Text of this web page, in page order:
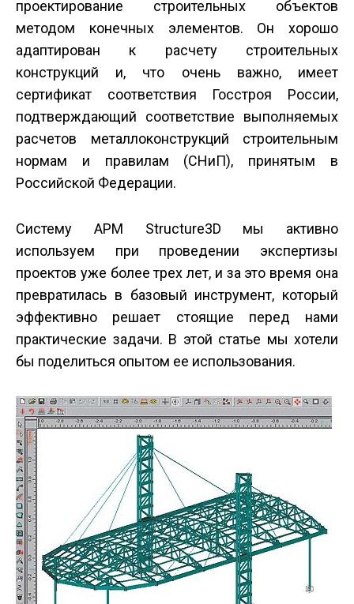
проектирование строительных объектов
методом конечных элементов. Он хорошо
адаптирован к расчету строительных
конструкций и, что очень важно, имеет
сертификат соответствия Госстроя России,
подтверждающий соответствие выполняемых
расчетов металлоконструкций строительным
нормам и правилам (СНиП), принятым в
Российской Федерации.
Систему APM Structure3D мы активно
используем при проведении экспертизы
проектов уже более трех лет, и за это время она
превратилась в базовый инструмент, который
эффективно решает стоящие перед нами
практические задачи. В этой статье мы хотели
бы поделиться опытом ее использования.